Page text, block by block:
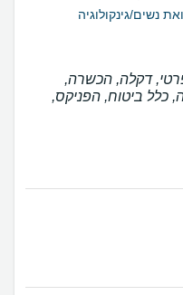
דקלה, הכשרה,
כלל ביטוח, הפניקס,